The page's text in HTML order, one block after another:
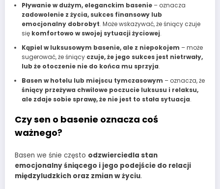
Pływanie w dużym, eleganckim basenie– oznacza
zadowolenie z życia, sukces finansowy lub
emocjonalny dobrobyt. Może wskazywać, że śniący czuje
się komfortowo w swojej sytuacji życiowej.
Kąpiel w luksusowym basenie, ale z niepokojem – może
sugerować, że śniący czuje, że jego sukces jest nietrwały,
lub że otoczenie nie do końca mu sprzyja.
Basen w hotelu lub miejscu tymczasowym – oznacza, że
śniący przeżywa chwilowe poczucie luksusu i relaksu,
ale zdaje sobie sprawę, że nie jest to stała sytuacja.
Czy sen o basenie oznacza coś
ważnego?
Basen we śnie często odzwierciedla stan
emocjonalny śniącego i jego podejście do relacji
międzyludzkich oraz zmian w życiu.